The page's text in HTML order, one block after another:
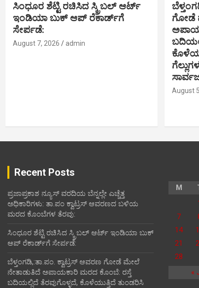
ಸಿಂಧೂರ ಶೆಟ್ಟಿ ರಚಿಸಿದ ಸ್ಕ್ರಿಬಲ್ ಆರ್ಟ್
ಇಂಡಿಯಾ ಬುಕ್ ಆಪ್ ರೆಕಾರ್ಡ್‌ಗೆ
ಸೇರ್ಪಡೆ:
August 7, 2026 admin
ಗೋಡೆ
August
Recent Posts
ಪ್ರಜಾಪ್ರಕಾಶ ನ್ಯೂಸ್ ವರದಿಯ ಬೆನ್ನಲ್ಲೇ ಎಚ್ಚೆತ್ತ
ಅಧಿಕಾರಿಗಳು: ತಾ.ಪಂ ಕ್ವಾಟ್ರಸ್ ಆವರಣದ ಬಳಿಯ
ಮರದ ಕೊಂಬೆಗಳ ತೆರವು:
ಸಿಂಧೂರ ಶೆಟ್ಟಿ ರಚಿಸಿದ ಸ್ಕ್ರಿಬಲ್ ಆರ್ಟ್ ಇಂಡಿಯಾ ಬುಕ್
ಆಪ್ ರೆಕಾರ್ಡ್‌ಗೆ ಸೇರ್ಪಡೆ:
ಬೆಳ್ತಂಗಡಿ,:ತಾ.ಪಂ‌. ಕ್ವಾಟ್ರಸ್ ಆವರಣ ಗೋಡೆ ಮೇಲೆ
ನೇತಾಡುತಿದೆ ಅಪಾಯಕಾರಿ ಮರದ ಕೊಂಬೆ: ರಸ್ತೆ
ಬದಿಯಲ್ಲಿದೆ ತೆರವುಗೊಳ್ಳದೆ, ಕೊಳೆಯುತ್ತಿದೆ ತುಂಡರಿಸಿ
M
«
7
14
21
28